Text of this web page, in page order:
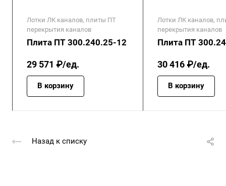
Лотки ЛК каналов, плиты ПТ
перекрытия каналов
Плита ПТ 300.240.25-12
29 571 ₽/ед.
В корзину
Лотки ЛК каналов,
перекрытия каналов
Плита ПТ
30 416 ₽/ед.
В корзину
Назад к списку